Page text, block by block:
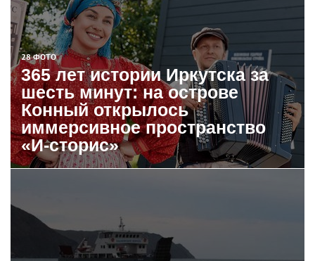
28 ФОТО
365 лет истории Иркутска за
шесть минут: на острове
Конный открылось
иммерсивное пространство
«И-сторис»